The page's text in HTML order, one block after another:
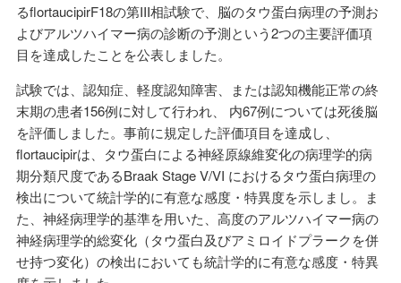
るflortaucipirF18の第III相試験で、脳のタウ蛋白病理の予測お
よびアルツハイマー病の診断の予測という2つの主要評価項
目を達成したことを公表しました。
試験では、認知症、軽度認知障害、または認知機能正常の終
末期の患者156例に対して行われ、 内67例については死後脳
を評価しました。事前に規定した評価項目を達成し、
flortaucipirは、タウ蛋白による神経原線維変化の病理学的病
期分類尺度であるBraak Stage V/VI におけるタウ蛋白病理の
検出について統計学的に有意な感度・特異度を示しまし。ま
た、神経病理学的基準を用いた、高度のアルツハイマー病の
神経病理学的総変化（タウ蛋白及びアミロイドプラークを併
せ持つ変化）の検出においても統計学的に有意な感度・特異